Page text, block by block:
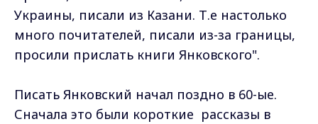
Украины, писали из Казани. Т.е настолько
много почитателей, писали из-за границы,
просили прислать книги Янковского".
Писать Янковский начал поздно в 60-ые.
Сначала это были короткие рассказы в